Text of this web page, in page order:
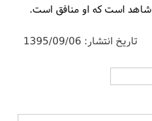
شاهد است که او منافق است.
تاریخ انتشار: 1395/09/06